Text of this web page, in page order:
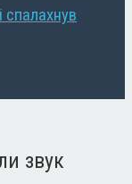
спалахнув
звук